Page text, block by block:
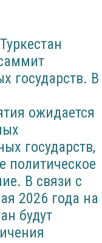
государств. В
ожидается
государств,
политическое
В связи с
2026 года на
будут